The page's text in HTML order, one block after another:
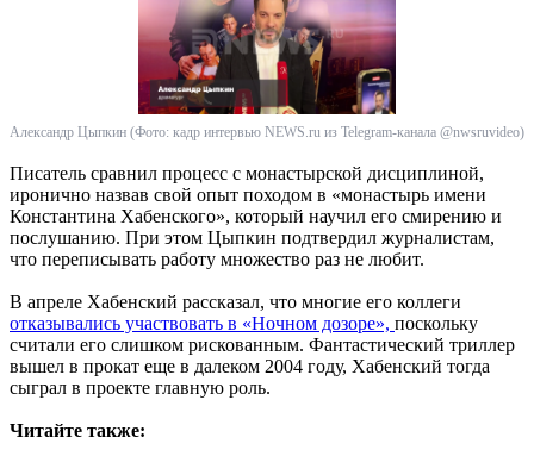
Александр Цыпкин (Фото: кадр интервью NEWS.ru из Telegram-канала @nwsruvideo)
Писатель сравнил процесс с монастырской дисциплиной,
иронично назвав свой опыт походом в «монастырь имени
Константина Хабенского», который научил его смирению и
послушанию. При этом Цыпкин подтвердил журналистам,
что переписывать работу множество раз не любит.
В апреле Хабенский рассказал, что многие его коллеги
отказывались участвовать в «Ночном дозоре», поскольку
считали его слишком рискованным. Фантастический триллер
вышел в прокат еще в далеком 2004 году, ​Хабенский тогда
сыграл в ​проекте главную роль.
Читайте также: